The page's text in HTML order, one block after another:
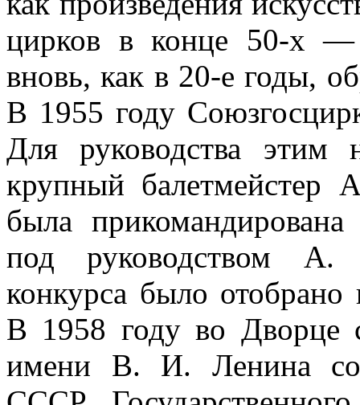
цирков в конце 50-х —
вновь, как в 20-е годы,
В 1955 году
Для руководства
крупный
была
под руководством А.
конкурса было отобрано
В 1958 году во Дворце
имени В. И. Ленина